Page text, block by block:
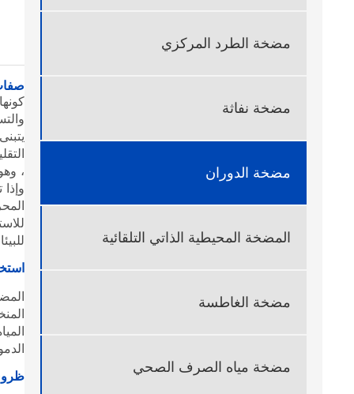
مضخة الطرد المركزي
مضخة نفاثة
مضخة الدوران
المضخة المحيطية الذاتي التلقائية
مضخة الغاطسة
مضخة مياه الصرف الصحي
،